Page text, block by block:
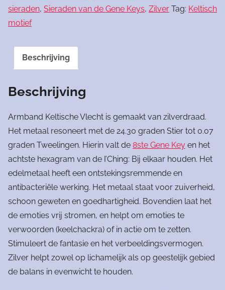
sieraden, Sieraden van de Gene Keys, Zilver Tag: Keltisch
motief
Beschrijving
Beschrijving
Armband Keltische Vlecht is gemaakt van zilverdraad.
Het metaal resoneert met de 24.30 graden Stier tot 0.07
graden Tweelingen. Hierin valt de 8ste Gene Key en het
achtste hexagram van de I’Ching: Bij elkaar houden. Het
edelmetaal heeft een ontstekingsremmende en
antibacteriële werking. Het metaal staat voor zuiverheid,
schoon geweten en goedhartigheid. Bovendien laat het
de emoties vrij stromen, en helpt om emoties te
verwoorden (keelchackra) of in actie om te zetten.
Stimuleert de fantasie en het verbeeldingsvermogen.
Zilver helpt zowel op lichamelijk als op geestelijk gebied
de balans in evenwicht te houden.